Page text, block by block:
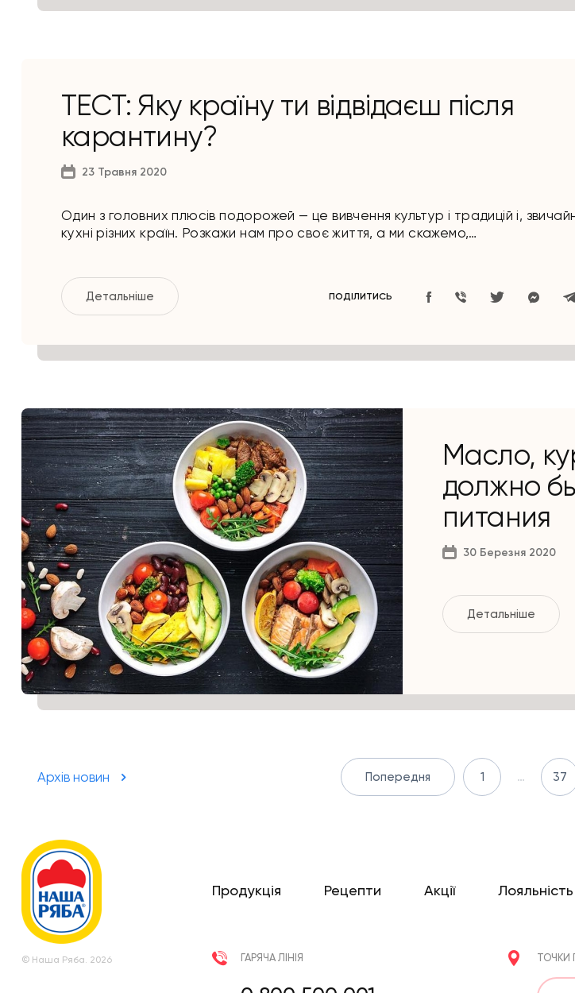
ТЕСТ: Яку країну ти відвідаєш після
карантину?
23 Травня 2020
Один з головних плюсів подорожей — це вивчення культур і традицій і,
кухні різних країн. Розкажи нам про своє життя, а ми скажемо,…
Детальніше ПОДІЛИТИСЬ
Масло,
должно
питания
30 Березня 2020
Детальніше
Архів новин Попередня 1 … 37
© Наша Ряба. 2026
Продукція Рецепти Акції Лояльність
ГАРЯЧА ЛІНІЯ ТОЧКИ